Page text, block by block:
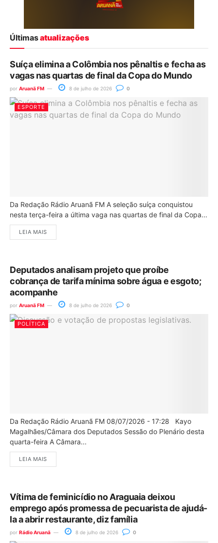
Últimasatualizações
Suíça elimina a Colômbia nos pênaltis e fecha as
vagas nas quartas de final da Copa do Mundo
por Aruanã FM 8 de julho de 2026 0
ESPORTE
Da Redação Rádio Aruanã FM A seleção suíça conquistou
nesta terça-feira a última vaga nas quartas de final da Copa...
LEIA MAIS
Deputados analisam projeto que proíbe
cobrança de tarifa mínima sobre água e esgoto;
acompanhe
por Aruanã FM 8 de julho de 2026 0
POLÍTICA
Da Redação Rádio Aruanã FM 08/07/2026 - 17:28 Kayo
Magalhães/Câmara dos Deputados Sessão do Plenário desta
quarta-feira A Câmara...
LEIA MAIS
Vítima de feminicídio no Araguaia deixou
emprego após promessa de pecuarista de ajudá-
la a abrir restaurante, diz família
por Rádio Aruanã 8 de julho de 2026 0